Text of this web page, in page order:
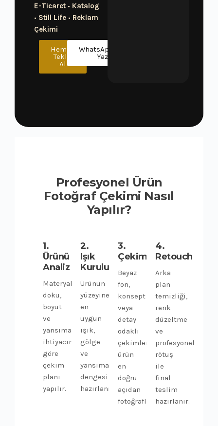
E-Ticaret • Katalog
• Still Life • Reklam
Çekimi
Hemen
Teklif
Al
WhatsApp’tan
Yaz
Profesyonel Ürün
Fotoğraf Çekimi Nasıl
Yapılır?
1.
Ürünü
Analiz
Materyal,
doku,
boyut
ve
yansıma
ihtiyacına
göre
çekim
planı
yapılır.
2.
Işık
Kurulumu
Ürünün
yüzeyine
en
uygun
ışık,
gölge
ve
yansıma
dengesi
hazırlanır.
3.
Çekim
Beyaz
fon,
konsept
veya
detay
odaklı
çekimlerle
ürün
en
doğru
açıdan
fotoğraflanır.
4.
Retouch
Arka
plan
temizliği,
renk
düzeltme
ve
profesyonel
rötuş
ile
final
teslim
hazırlanır.